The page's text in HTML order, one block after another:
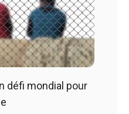
défi mondial pour